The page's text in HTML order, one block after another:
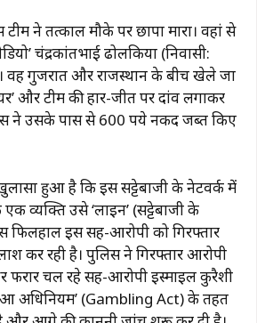
ने तत्काल मौके पर छापा मारा। वहां से
चंद्रकांतभाई ढोलकिया (निवासी:
वह गुजरात और राजस्थान के बीच खेले जा
और टीम की हार-जीत पर दांव लगाकर
ने उसके पास से 600 रुपये नकद जब्त किए
हुआ है कि इस सट्टेबाजी के नेटवर्क में
एक व्यक्ति उसे ‘लाइन’ (सट्टेबाजी के
फिलहाल इस सह-आरोपी को गिरफ्तार
कर रही है। पुलिस ने गिरफ्तार आरोपी
फरार चल रहे सह-आरोपी इस्माइल कुरैशी
अधिनियम’ (Gambling Act) के तहत